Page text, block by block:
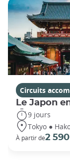
Circuits
Le Japon
9 jours
Tokyo ●
À partir de2